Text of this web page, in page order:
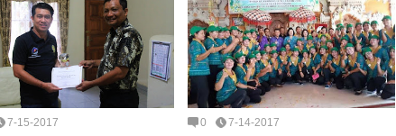
7-15-2017 0 7-14-2017